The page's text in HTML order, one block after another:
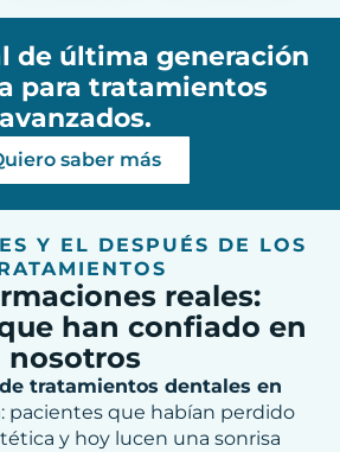
de última generación
para tratamientos
avanzados.
saber más
Y EL DESPUÉS DE LOS
reales:
han confiado en
nosotros
tratamientos dentales en
: pacientes que habían perdido
y hoy lucen una sonrisa